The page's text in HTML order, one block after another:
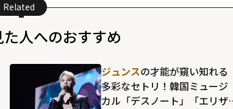
Related
人へのおすすめ
ジュンスの才能が窺い知れる
多彩なセトリ！韓国ミュージ
カル「デスノート」「エリザ